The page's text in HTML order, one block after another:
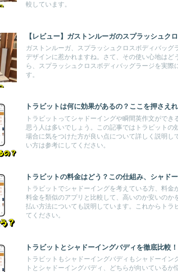
較しています。
【レビュー】ガストンルーガのスプラッシュ
ガストンルーガ、スプラッシュクロスボディバッ
デザインに惹かれますね。さて、その使い心地は
ら、スプラッシュクロスボディバッグラージを実
す。
トラビットは何に効果があるの？ここを押さえ
トラビットってシャドーイングや瞬間英作文がで
思う人は多いでしょう。この記事ではトラビットの
場合に気をつけた方が良い点について詳しく説明し
い方は参考にしてください。
トラビットの料金はどう？この仕組み、シャド
トラビットでシャドーイングを考えている方、料
料金を類似のアプリと比較して、高いのか安いの
払い方法についても説明しています。これからトラ
てください。
トラビットとシャドーイングバディを徹底比較
トラビットもシャドーイングバディもシャドーイ
トとシャドーイングバディ、どちらが向いている